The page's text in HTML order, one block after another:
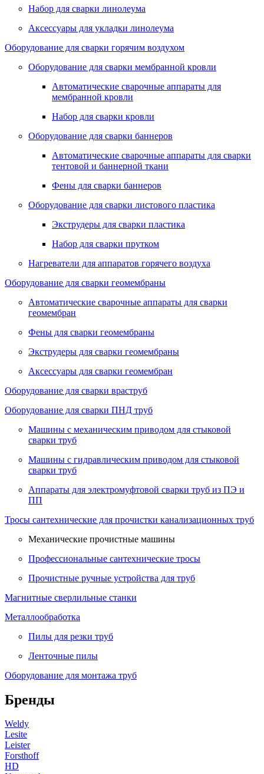
Набор для сварки линолеума
Аксессуары для укладки линолеума
Оборудование для сварки горячим воздухом
Оборудование для сварки мембранной кровли
Автоматические сварочные аппараты для
мембранной кровли
Набор для сварки кровли
Оборудование для сварки баннеров
Автоматические сварочные аппараты для сварки
тентовой и баннерной ткани
Фены для сварки баннеров
Оборудование для сварки листового пластика
Экструдеры для сварки пластика
Набор для сварки прутком
Нагреватели для аппаратов горячего воздуха
Оборудование для сварки геомембраны
Автоматические сварочные аппараты для сварки
геомембран
Фены для сварки геомембраны
Экструдеры для сварки геомембраны
Аксессуары для сварки геомембран
Оборудование для сварки враструб
Оборудование для сварки ПНД труб
Машины с механическим приводом для стыковой
сварки труб
Машины с гидравлическим приводом для стыковой
сварки труб
Аппараты для электромуфтовой сварки труб из ПЭ и
ПП
Тросы сантехнические для прочистки канализационных труб
Механические прочистные машины
Профессиональные сантехнические тросы
Прочистные ручные устройства для труб
Магнитные сверлильные станки
Металлообработка
Пилы для резки труб
Ленточные пилы
Оборудование для монтажа труб
Бренды
Weldy
Lesite
Leister
Forsthoff
HD